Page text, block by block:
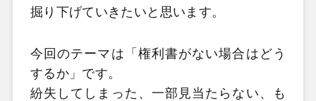
掘り下げていきたいと思います。
今回のテーマは「権利書がない場合はどう
するか」です。
紛失してしまった、一部見当たらない、も